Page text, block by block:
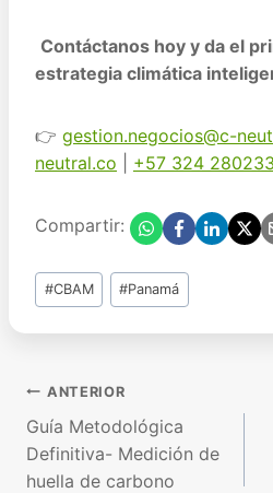
Contáctanos hoy y da el
estrategia climática
👉 gestion.negocios@c-
neutral.co
+57 324
Compartir:
Etiquetas
de
la
#CBAM #Panamá
Navegación
de
entradas
ANTERIOR
Guía Metodológica
Definitiva- Medición de
huella de carbono